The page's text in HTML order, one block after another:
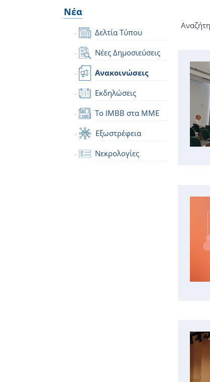
Νέα
Δελτία Τύπου
Νέες Δημοσιεύσεις
Ανακοινώσεις
Εκδηλώσεις
Το IMBB στα ΜΜΕ
Εξωστρέφεια
Νεκρολογίες